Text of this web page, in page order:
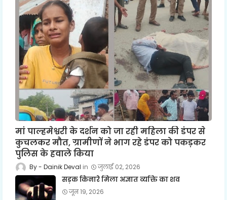
मां पाल्हमेश्वरी के दर्शन को जा रही महिला की डंपर से
कुचलकर मौत, ग्रामीणों ने भाग रहे डंपर को पकड़कर
पुलिस के हवाले किया
Dainik Deval जुलाई 02, 2026
सड़क किनारे मिला अज्ञात व्यक्ति का शव
जून 19, 2026